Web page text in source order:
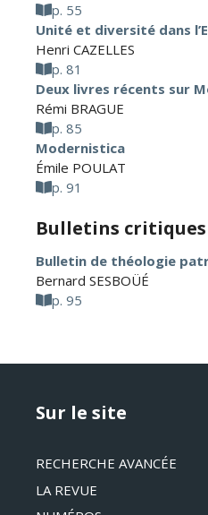
p. 55
Unité et diversité dans
Henri CAZELLES
p. 81
Deux livres récents sur
Rémi BRAGUE
p. 85
Modernistica
Émile POULAT
p. 91
Bulletins critiques
Bulletin de théologie
Bernard SESBOÜÉ
p. 95
Sur le site
RECHERCHE AVANCÉE
LA REVUE